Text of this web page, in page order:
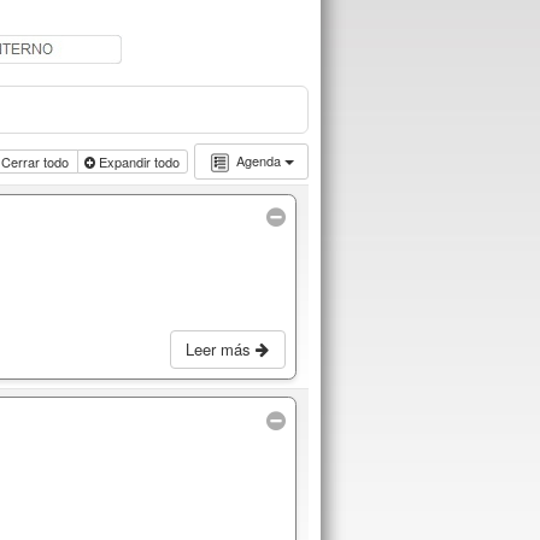
Agenda
todo Expandir todo
Leer más